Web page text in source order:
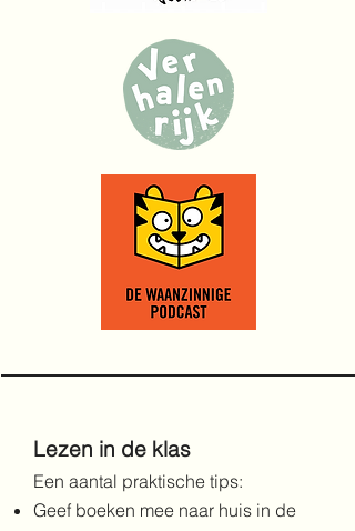
Lezen in de klas
Een aantal praktische tips:
Geef boeken mee naar huis in de